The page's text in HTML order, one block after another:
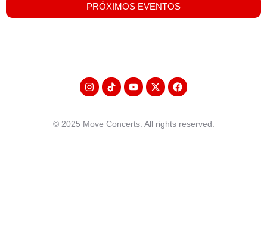
PRÓXIMOS EVENTOS
© 2025 Move Concerts. All rights reserved.